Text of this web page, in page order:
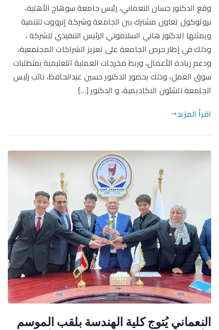
وقع الدكتور حسان النعماني، رئيس جامعة سوهاج الأهلية،
بروتوكول تعاون مشترك بين الجامعة وشركة إنرووت للتنمية
ويمثلها الدكتور هاني السلاموني الرئيس التنفيذي للشركة ،
وذلك في إطار حرص الجامعة على تعزيز الشراكات المجتمعية،
ودعم ريادة الأعمال، وربط مخرجات العملية التعليمية بمتطلبات
سوق العمل، وذلك بحضور الدكتور حسين عبدالحافظ، نائب رئيس
الجامعة للشئون الاكاديمية، و الدكتور […]
اقرأ المزيد
النعماني يُتوج كلية الهندسة بلقب الموسم